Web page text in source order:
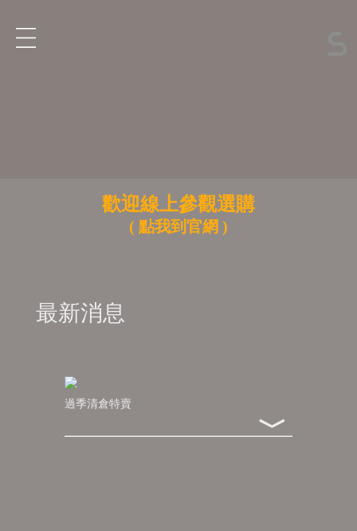
歡迎線上參觀選購
( 點我到官網 )
最新消息
過季清倉特賣
﹀